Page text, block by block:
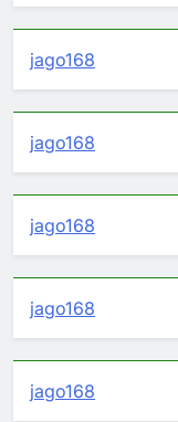
jago168
jago168
jago168
jago168
jago168